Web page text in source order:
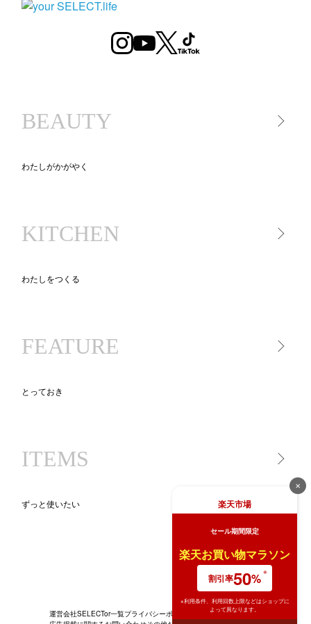
BEAUTY
わたしがかがやく
コスメ
KITCHEN
わたしをつくる
食品
FEATURE
とっておき
ニッポン、地方のいいモノ
ITEMS
ずっと使いたい
運営会社SELECTor一覧プライバシーポリシー
✕
楽天市場
セール期間限定
楽天お買い物マラソン
割引率50%
※利用条件、利用回数上限などはショップに
よって異なります。